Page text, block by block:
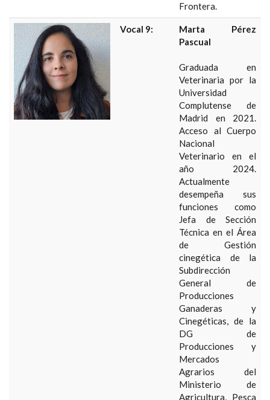
Frontera.
Vocal 9:
Marta Pérez
Pascual
Graduada en
Veterinaria por la
Universidad
Complutense de
Madrid en 2021.
Acceso al Cuerpo
Nacional
Veterinario en el
año 2024.
Actualmente
desempeña sus
funciones como
Jefa de Sección
Técnica en el Área
de Gestión
cinegética de la
Subdirección
General de
Producciones
Ganaderas y
Cinegéticas, de la
DG de
Producciones y
Mercados
Agrarios del
Ministerio de
Agricultura, Pesca